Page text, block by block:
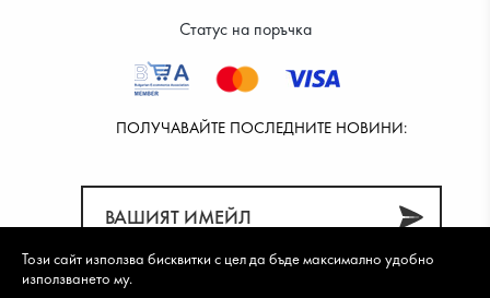
Статус на поръчка
ПОЛУЧАВАЙТЕ ПОСЛЕДНИТЕ НОВИНИ:
Този сайт използва бисквитки с цел да бъде максимално удобно
използването му.